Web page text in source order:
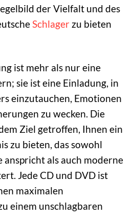
der Vielfalt und des
Schlager zu bieten
ist mehr als nur eine
sie ist eine Einladung, in
einzutauchen, Emotionen
zu wecken. Die
Ziel getroffen, Ihnen ein
zu bieten, das sowohl
anspricht als auch moderne
Jede CD und DVD ist
maximalen
einem unschlagbaren